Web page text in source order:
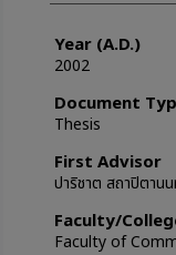
Year (A.D.)
2002
Document
Thesis
First Advisor
ปาริชาต สถาปิตาน
Faculty/
Faculty of